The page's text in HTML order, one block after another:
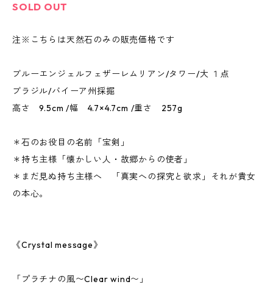
SOLD OUT
注※こちらは天然石のみの販売価格です
ブルーエンジェルフェザーレムリアン/タワー/大 １点
ブラジル/バイーア州採掘
高さ 9.5cm /幅 4.7×4.7cm /重さ 257g
＊石のお役目の名前「宝剣」
＊持ち主様「懐かしい人・故郷からの使者」
＊まだ見ぬ持ち主様へ 「真実への探究と欲求」それが貴女
の本心。
《Crystal message》
「プラチナの風〜Clear wind〜」